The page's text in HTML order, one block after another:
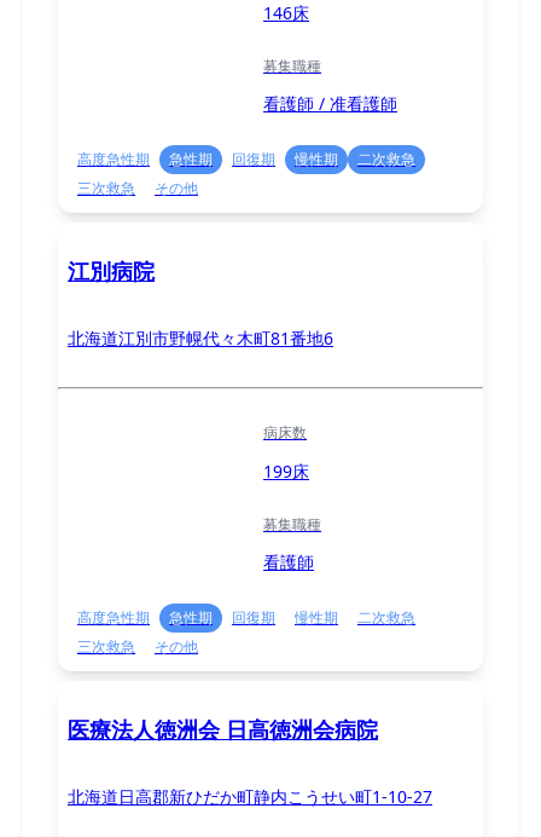
146床
募集職種
看護師 / 准看護師
高度急性期 急性期 回復期 慢性期
二次救急
三次救急
その他
江別病院
北海道江別市野幌代々木町81番地6
病床数
199床
募集職種
看護師
高度急性期 急性期 回復期 慢性期
二次救急
三次救急
その他
医療法人徳洲会 日高徳洲会病院
北海道日高郡新ひだか町静内こうせい町1-10-27